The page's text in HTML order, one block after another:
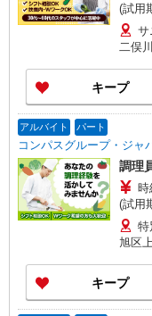
(試用期間2ヶ月)
分単サ
二俣
キープ
アルバイト パート
コンパスグループ・ジ
調理
時給
(試用期間2ヶ月)
分単特
旭区
キープ